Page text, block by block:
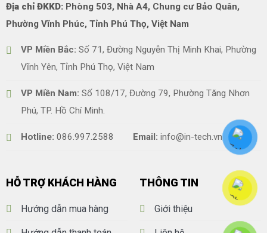
Địa chỉ ĐKKD:Phòng 503, Nhà A4, Chung cư Bảo Quân,
Phường Vĩnh Phúc, Tỉnh Phú Thọ, Việt Nam
VP Miền Bắc: Số 71, Đường Nguyễn Thị Minh Khai, Phường
Vĩnh Yên, Tỉnh Phú Thọ, Việt Nam
VP Miền Nam: Số 108/17, Đường 79, Phường Tăng Nhơn
Phú, TP. Hồ Chí Minh.
Hotline: 086.997.2588 Email: info@in-tech.vn
HỖ TRỢ KHÁCH HÀNG
Hướng dẫn mua hàng
THÔNG TIN
Giới thiệu